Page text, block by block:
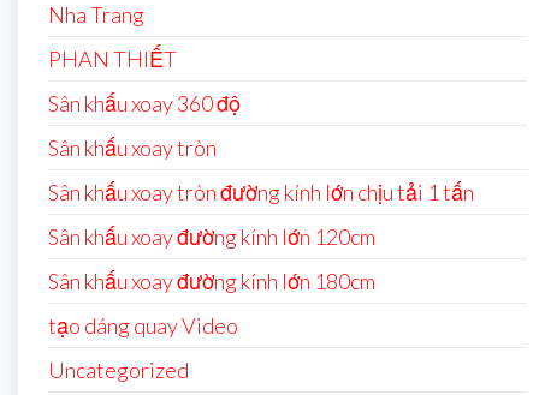
Nha Trang
PHAN THIẾT
Sân khấu xoay 360 độ
Sân khấu xoay tròn
Sân khấu xoay tròn đường kính lớn chịu tải 1 tấn
Sân khấu xoay đường kính lớn 120cm
Sân khấu xoay đường kính lớn 180cm
tạo dáng quay Video
Uncategorized